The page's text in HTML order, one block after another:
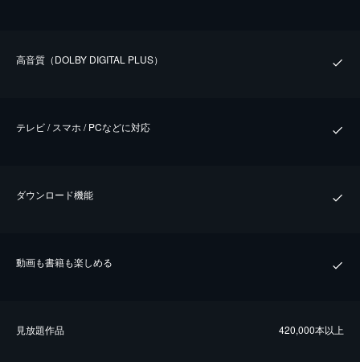
⾼⾳質（DOLBY DIGITAL PLUS）
テレビ / スマホ / PCなどに対応
ダウンロード機能
動画も書籍も楽しめる
⾒放題作品 420,000本以上